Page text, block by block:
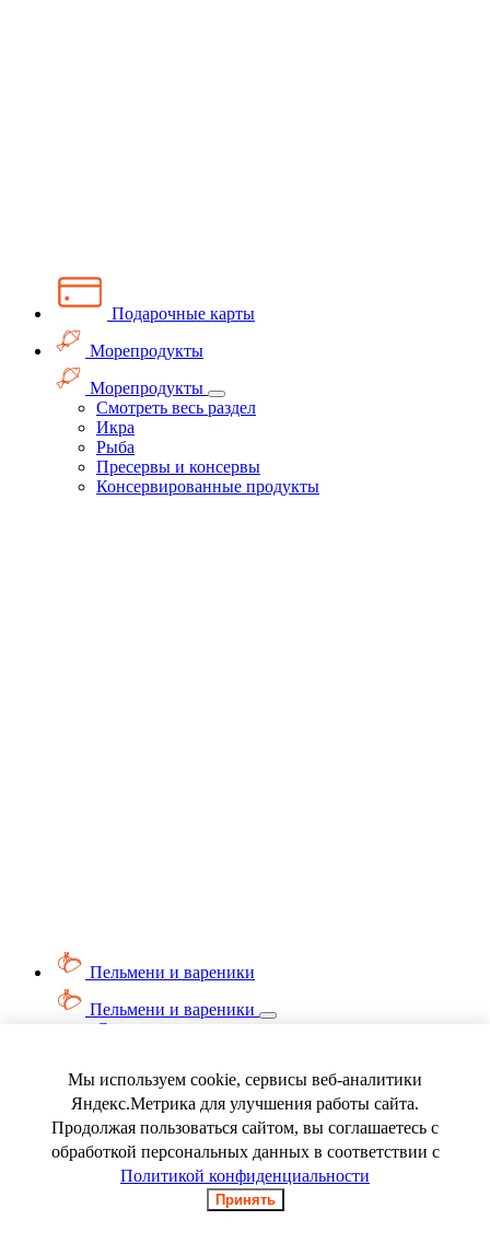
Подарочные карты
Морепродукты
Морепродукты
Смотреть весь раздел
Икра
Рыба
Пресервы и консервы
Консервированные продукты
Пельмени и вареники
Пельмени и вареники
Смотреть весь раздел
Ягода замороженная
Мы используем cookie, сервисы веб-аналитики
Яндекс.Метрика для улучшения работы сайта.
Продолжая пользоваться сайтом, вы соглашаетесь с
обработкой персональных данных в соответствии с
Политикой конфиденциальности
Принять